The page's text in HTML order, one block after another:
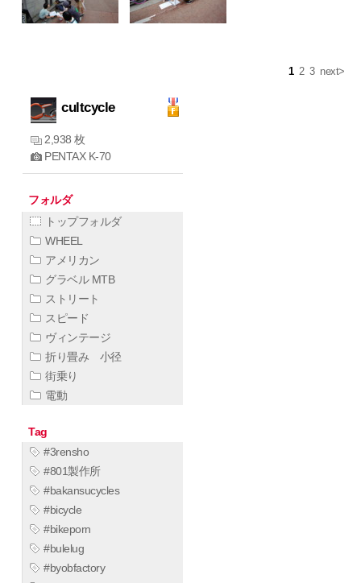
1 2 3 next>
cultcycle
2,938 枚
PENTAX K-70
フォルダ
トップフォルダ
WHEEL
アメリカン
グラベル MTB
ストリート
スピード
ヴィンテージ
折り畳み 小径
街乗り
電動
Tag
#3rensho
#801製作所
#bakansucycles
#bicycle
#bikeporn
#bulelug
#byobfactory